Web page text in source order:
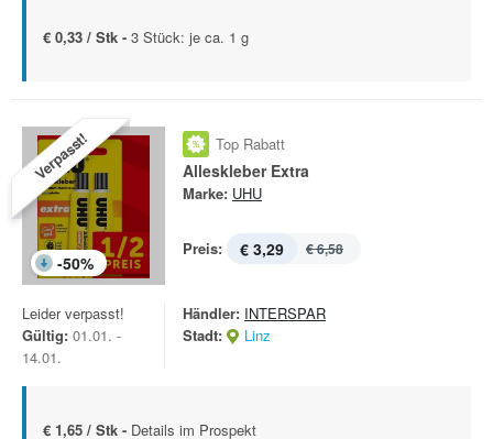
€ 0,33 / Stk - 3 Stück: je ca. 1 g
Verpasst!
-50%
Top Rabatt
Alleskleber Extra
Marke: UHU
Preis: € 3,29 € 6,58
Leider verpasst!
Gültig: 01.01. -
14.01.
Händler: INTERSPAR
Stadt:
Linz
€ 1,65 / Stk - Details im Prospekt